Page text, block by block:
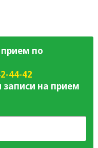
по
44-42
на прием